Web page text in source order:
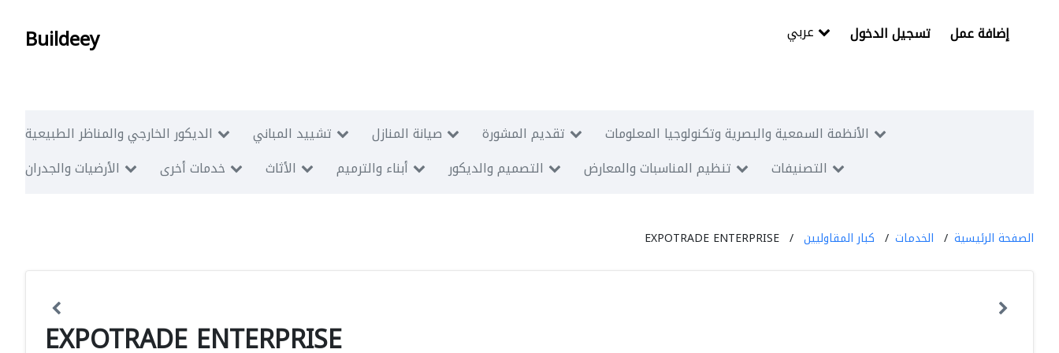
Buildeey تسجيل الدخول إضافة عمل
الديكور الخارجي والمناظر الطبيعية تشييد المباني صيانة المنازل تقديم المشورة
الأنظمة السمعية والبصرية وتكنولوجيا المعلومات
الأرضيات والجدران
خدمات أخرى الأثاث أبناء والترميم التصميم والديكور تنظيم المناسبات والمعارض التصنيفات
الصفحة الرئيسية الخدمات كبار المقاوليين EXPOTRADE ENTERPRISE
EXPOTRADE ENTERPRISE